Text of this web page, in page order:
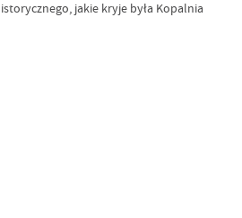
jakie kryje była Kopalnia